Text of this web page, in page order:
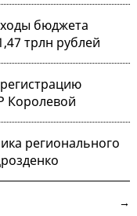
бюджета
трлн рублей
Королевой
регионального
новости →